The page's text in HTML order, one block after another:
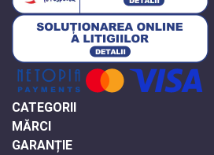
CATEGORII
MĂRCI
GARANȚIE